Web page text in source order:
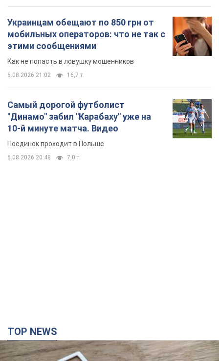
Украинцам обещают по 850 грн от
мобильных операторов: что не так с
этими сообщениями
Как не попасть в ловушку мошенников
6.08.2026 21:02 16,7 т.
Самый дорогой футболист
"Динамо" забил "Карабаху" уже на
10-й минуте матча. Видео
Поединок проходит в Польше
6.08.2026 20:48 7,0 т.
TOP NEWS